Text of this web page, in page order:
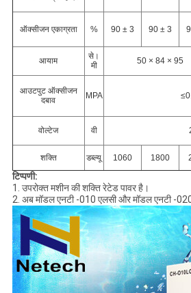
ऑक्सीजन एकाग्रता % 90 ± 3 90 ± 3
आयाम
से।
मी
50 × 84 × 95
आउटपुट ऑक्सीजन
दबाव
MPA
वोल्टेज वी
शक्ति डब्ल्यू 1060 1800
टिप्पणी:
1. उपरोक्त मशीन की शक्ति रेटेड पावर है।
2. अब मॉडल एनटी -010 एलसी और मॉडल एनटी -